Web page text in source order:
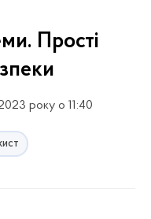
Прості
року о 11:40